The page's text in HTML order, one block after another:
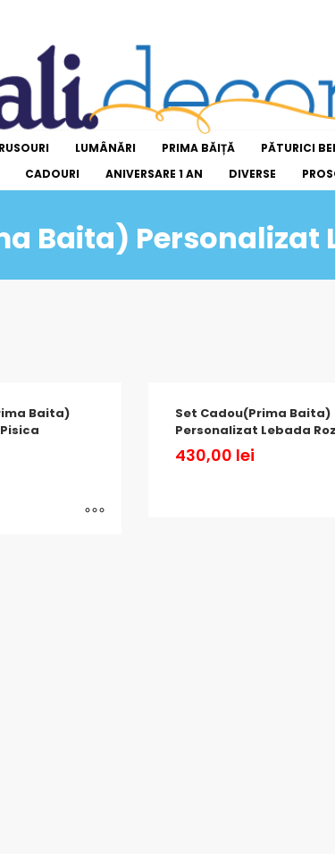
LUMÂNĂRI PRIMA BĂIȚĂ
PĂTURICI
CADOURI ANIVERSARE 1 AN DIVERSE
Baita) Personalizat
Baita)
Set Cadou(Prima Baita)
Personalizat Lebada
430,00 lei